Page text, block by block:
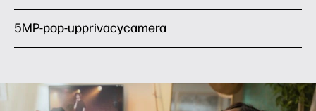
5MP-pop-upprivacycamera